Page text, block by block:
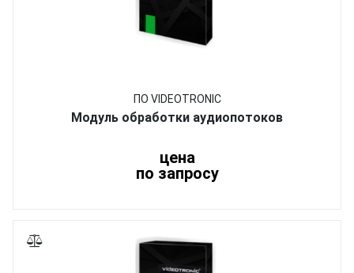
ПО VIDEOTRONIC
Модуль обработки аудиопотоков
цена
по запросу